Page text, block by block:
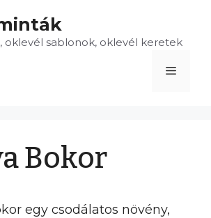
oklevél sablonok, oklevél keretek
Menü
Bokor
egy csodálatos növény,